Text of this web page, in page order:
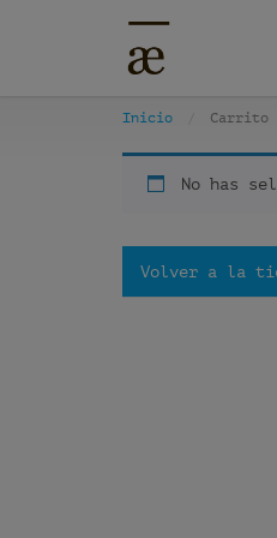
Inicio Carrito
No has
Volver a la